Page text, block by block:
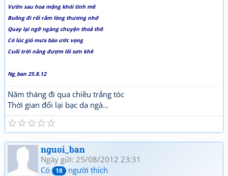
Vườn sau hoa mộng khói tình mê
Buông đi rối rắm lòng thương nhớ
Quay lại ngỡ ngàng chuyện thoả thê
Có lúc gió mưa bào ước vọng
Cuối trời nắng đượm lối sơn khê
Ng_ban 25.8.12
Năm tháng đi qua chiều trắng tóc
Thời gian đổi lại bạc da ngà…
☆
☆
☆
☆
☆
nguoi_ban
Ngày gửi: 25/08/2012 23:31
Có
18 người thích